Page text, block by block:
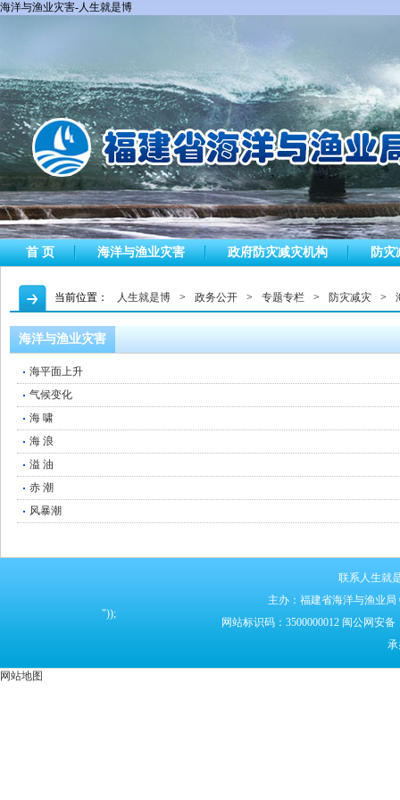
海洋与渔业灾害-人生就是博
首 页 海洋与渔业灾害 政府防灾减灾机构 防灾
当前位置： 人生就是博 > 政务公开 > 专题专栏 > 防灾减灾 >
海洋与渔业灾害
海平面上升
气候变化
海 啸
海 浪
溢 油
赤 潮
风暴潮
联系人生就
主办：福建省海洋与渔业局
网站标识码：3500000012 闽公网安
"));
网站地图